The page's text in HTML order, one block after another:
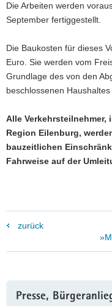
Die Arbeiten werden
September fertiggestellt.
Die Baukosten für dieses
Euro. Sie werden vom
Grundlage des von den
beschlossenen Haushaltes
Alle Verkehrsteilnehmer,
Region Eilenburg,
bauzeitlichen
Fahrweise auf der
zurück
Information
Presse,